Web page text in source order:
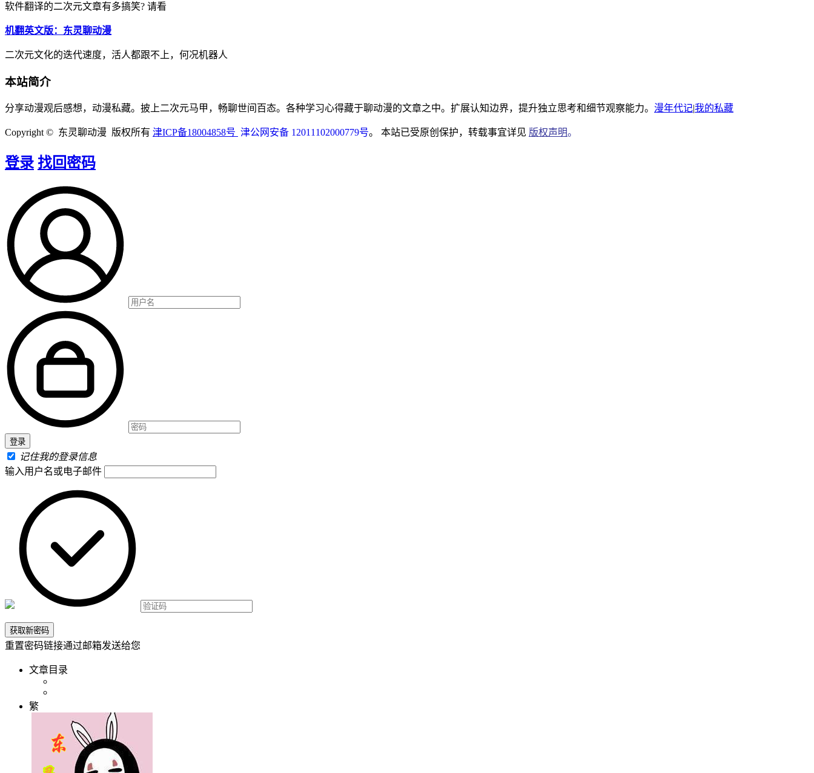
软件翻译的二次元文章有多搞笑? 请看
机翻英文版：东灵聊动漫
二次元文化的迭代速度，活人都跟不上，何况机器人
本站简介
分享动漫观后感想，动漫私藏。披上二次元马甲，畅聊世间百态。各种学习心得藏于聊动漫的文章之中。扩展认知边界，提升独立思考和细节观察能力。 漫年代记|我的私藏
Copyright © 东灵聊动漫 版权所有 津ICP备18004858号 津公网安备 12011102000779号。 本站已受原创保护，转载事宜详见 版权声明。
登录 找回密码
记住我的登录信息
输入用户名或电子邮件
重置密码链接通过邮箱发送给您
文章目录
繁